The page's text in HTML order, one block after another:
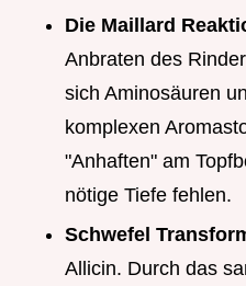
Die Maillard
Anbraten des
sich Aminosäuren
komplexen
"Anhaften" am
nötige Tiefe fehlen.
Schwefel
Allicin. Durch das